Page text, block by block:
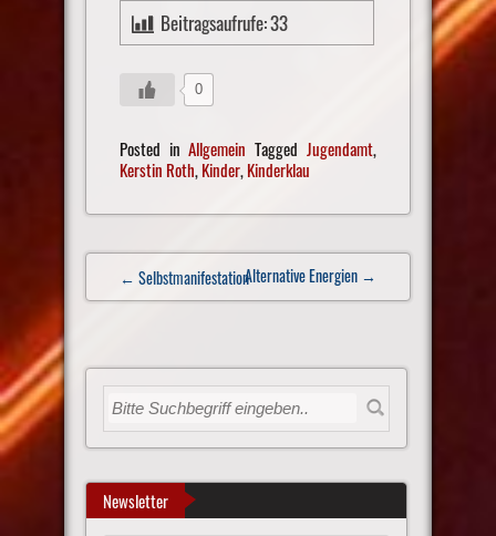
Beitragsaufrufe:33
0
Posted inAllgemein TaggedJugendamt,
Kerstin Roth,Kinder,Kinderklau
Post
navigation
← SelbstmanifestationAlternative Energien →
Newsletter